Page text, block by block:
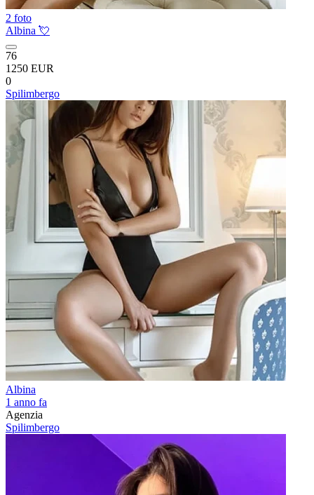
2 foto
Albina 💘
76
1250 EUR
0
Spilimbergo
Albina
1 anno fa
Agenzia
Spilimbergo